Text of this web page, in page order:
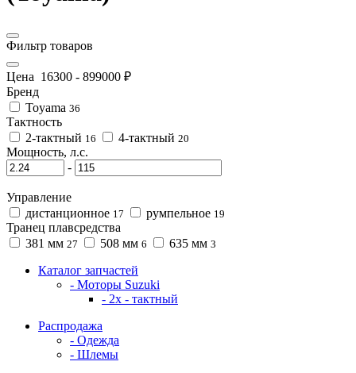
Фильтр товаров
Цена 16300 - 899000 ₽
Бренд
Toyama 36
Тактность
2-тактный 16 4-тактный 20
Мощность, л.с.
-
Управление
дистанционное 17 румпельное 19
Транец плавсредства
381 мм 27 508 мм 6 635 мм 3
Каталог запчастей
- Моторы Suzuki
- 2x - тактный
Распродажа
- Одежда
- Шлемы